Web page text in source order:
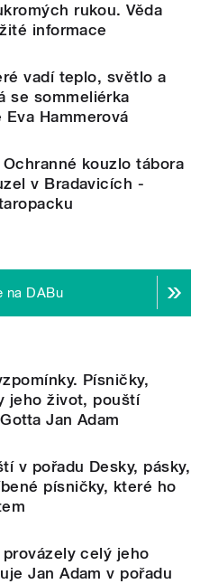
rukou. Věda
informace
vadí teplo, světlo a
se sommeliérka
Hammerová
Ochranné kouzlo tábora
v Bradavicích -
na DABu
Písničky,
jeho život, pouští
Jan Adam
v pořadu Desky, pásky,
písničky, které ho
celý jeho
Jan Adam v pořadu